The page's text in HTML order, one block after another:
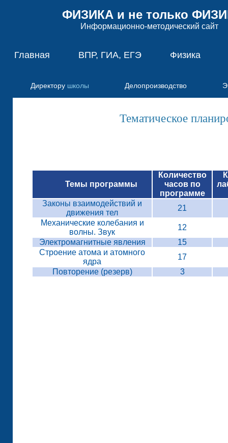
Тематическое
Темы программы
Количество
часов по
программе
Законы взаимодействий и
движения тел
21
Механические колебания и
волны. Звук
12
Электромагнитные явления
15
Строение атома и атомного
ядра
17
Повторение (резерв)
3
Главная
Директору школы Делопроизводство
ВПР, ГИА, ЕГЭ Физика
ФИЗИКА и не только
Информационно-методический сайт